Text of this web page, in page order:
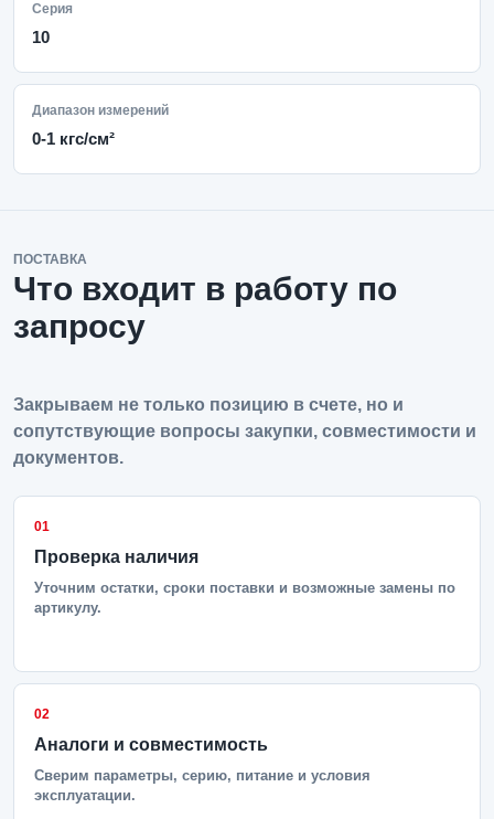
Серия
10
Диапазон измерений
0-1 кгс/см²
ПОСТАВКА
Что входит в работу по
запросу
Закрываем не только позицию в счете, но и
сопутствующие вопросы закупки, совместимости и
документов.
01
Проверка наличия
Уточним остатки, сроки поставки и возможные замены по
артикулу.
02
Аналоги и совместимость
Сверим параметры, серию, питание и условия
эксплуатации.